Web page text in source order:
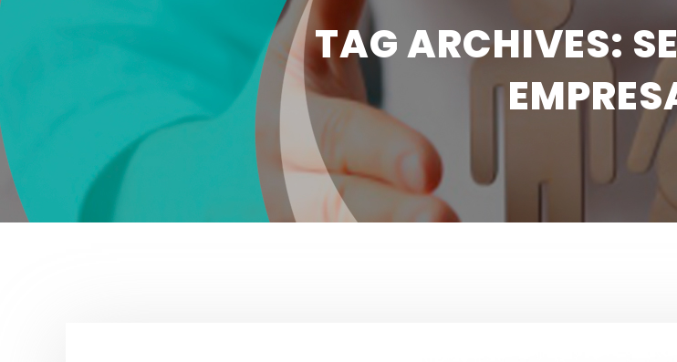
TAG ARCHIVES: